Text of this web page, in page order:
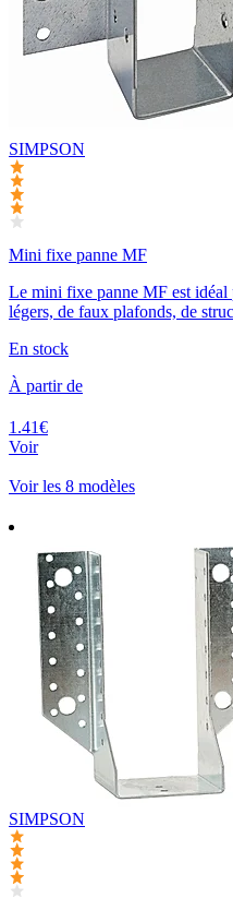
SIMPSON
Mini fixe panne MF
Le mini fixe panne MF est idéal
légers, de faux plafonds, de
En stock
À partir de
1.41€
Voir
Voir les 8 modèles
SIMPSON